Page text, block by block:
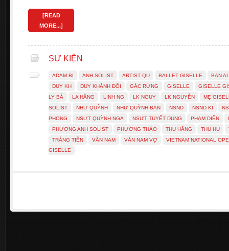
[READ
MORE...]
SỰ KIỆN
ADAM BI ANH SOLIST ARTIST QU BALLET GISELLE
BẠN
DUY KH
DUY KHÁNH ĐÔI GÁC RỪNG GISELLE
GISELLE
LY BÁ
LA HẰNG LINH NG LK NGUY LK NGUYỄN
MẸ
SOLIST
NHƯ QUỲNH NHƯ QUỲNH BẠN NSND NSND KI
PHONG
NSƯT QUỲNH NGA NSƯT TUYẾT DUNG PHẠM DIÊN
PHƯƠNG ANH SOLIST
PHƯƠNG THẢO THU HẰNG THU HU
TRÀNG TIỀN
VĂN NAM VĂN NAM VỢ
VIETNAM NATIONAL
GISELLE